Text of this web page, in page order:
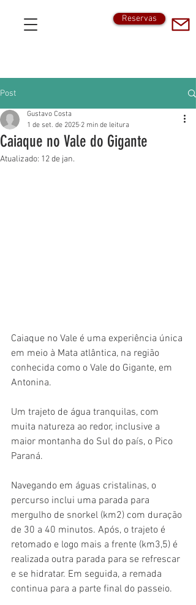
Reservas
Post
Caiaque no Vale do Gigante
Gustavo Costa
1 de set. de 2025 2 min de leitura
Atualizado: 12 de jan.
Caiaque no Vale é uma experiência única
em meio à Mata atlântica, na região
conhecida como o Vale do Gigante, em
Antonina.
Um trajeto de água tranquilas, com
muita natureza ao redor, inclusive a
maior montanha do Sul do país, o Pico
Paraná.
Navegando em águas cristalinas, o
percurso inclui uma parada para
mergulho de snorkel (km2) com duração
de 30 a 40 minutos. Após, o trajeto é
retomado e logo mais a frente (km3,5) é
realizada outra parada para se refrescar
e se hidratar. Em seguida, a remada
continua para a parte final do passeio.